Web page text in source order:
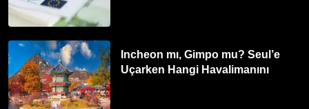
Incheon mı, Gimpo mu? Seul’e
Uçarken Hangi Havalimanını